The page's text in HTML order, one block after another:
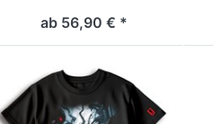
ab 56,90 € *